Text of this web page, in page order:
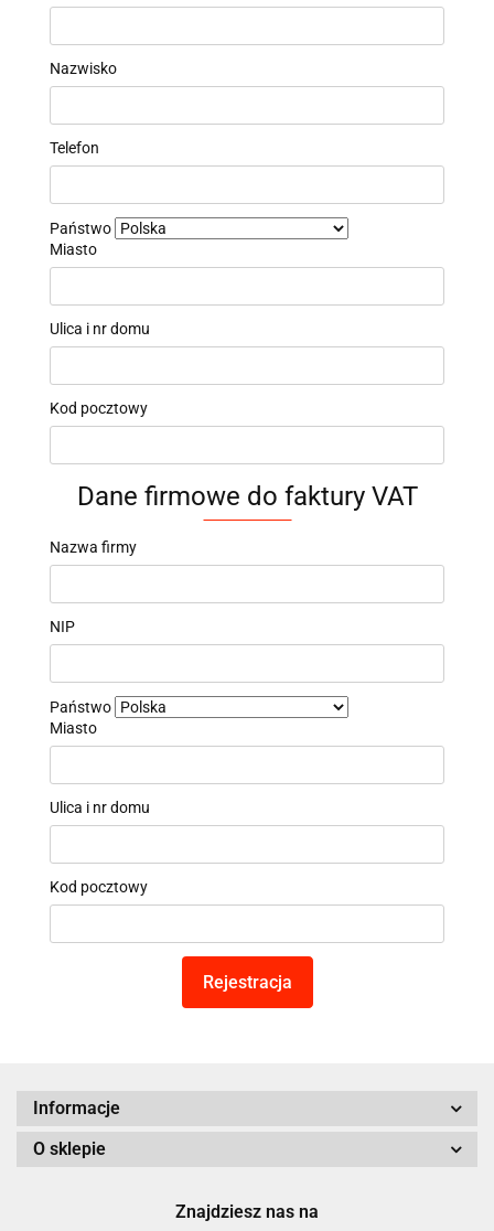
Nazwisko
Telefon
Państwo
Miasto
Ulica i nr domu
Kod pocztowy
Dane firmowe do faktury VAT
Nazwa firmy
NIP
Państwo
Miasto
Ulica i nr domu
Kod pocztowy
Rejestracja
Informacje
O sklepie
Znajdziesz nas na